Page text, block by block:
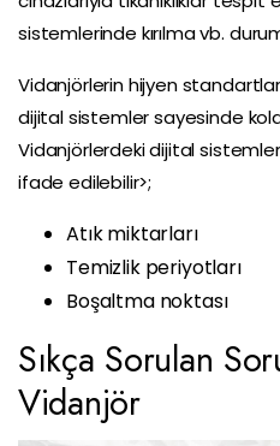
sistemlerinde kırılma vb.
Vidanjörlerin hijyen
dijital sistemler sayesinde
Vidanjörlerdeki dijital
ifade edilebilir>;
Atık miktarları
Temizlik periyotları
Boşaltma noktası
Sıkça Sorulan
Vidanjör